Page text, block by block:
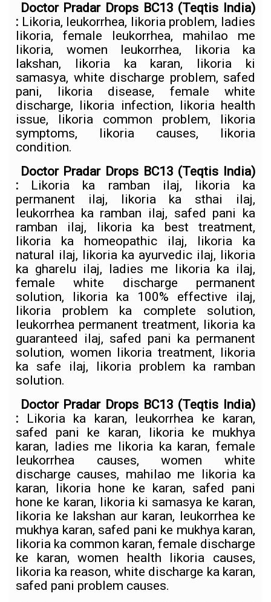
Doctor Pradar Drops BC13 (Teqtis India)
: Likoria, leukorrhea, likoria problem, ladies
likoria, female leukorrhea, mahilao me
likoria, women leukorrhea, likoria ka
lakshan, likoria ka karan, likoria ki
samasya, white discharge problem, safed
pani, likoria disease, female white
discharge, likoria infection, likoria health
issue, likoria common problem, likoria
symptoms, likoria causes, likoria
condition.
Doctor Pradar Drops BC13 (Teqtis India)
: Likoria ka ramban ilaj, likoria ka
permanent ilaj, likoria ka sthai ilaj,
leukorrhea ka ramban ilaj, safed pani ka
ramban ilaj, likoria ka best treatment,
likoria ka homeopathic ilaj, likoria ka
natural ilaj, likoria ka ayurvedic ilaj, likoria
ka gharelu ilaj, ladies me likoria ka ilaj,
female white discharge permanent
solution, likoria ka 100% effective ilaj,
likoria problem ka complete solution,
leukorrhea permanent treatment, likoria ka
guaranteed ilaj, safed pani ka permanent
solution, women likoria treatment, likoria
ka safe ilaj, likoria problem ka ramban
solution.
Doctor Pradar Drops BC13 (Teqtis India)
:
Likoria ka karan, leukorrhea ke karan,
safed pani ke karan, likoria ke mukhya
karan, ladies me likoria ka karan, female
leukorrhea causes, women white
discharge causes, mahilao me likoria ka
karan, likoria hone ke karan, safed pani
hone ke karan, likoria ki samasya ke karan,
likoria ke lakshan aur karan, leukorrhea ke
mukhya karan, safed pani ke mukhya karan,
likoria ka common karan, female discharge
ke karan, women health likoria causes,
likoria ka reason, white discharge ka karan,
safed pani problem causes.